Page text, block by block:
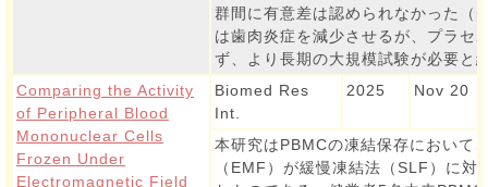
群間に有意差は認められなかった（
は歯肉炎症を減少させるが、プラセ
ず、より長期の大規模試験が必要と
Comparing the Activity
of Peripheral Blood
Mononuclear Cells
Frozen Under
Electromagnetic Field
Biomed Res
Int.
2025 Nov 20
本研究はPBMCの凍結保存において
（EMF）が緩慢凍結法（SLF）に